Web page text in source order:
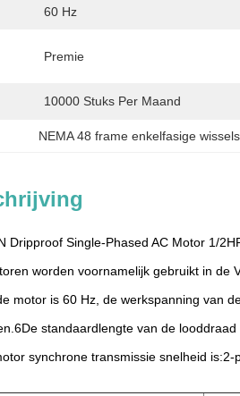
60 Hz
Premie
10000 Stuks Per Maand
NEMA 48 frame enkelfasige
Dripproof Single-Phased AC Motor 1/
worden voornamelijk gebruikt in de
motor is 60 Hz, de werkspanning van
standaardlengte van de looddraad
synchrone transmissie snelheid